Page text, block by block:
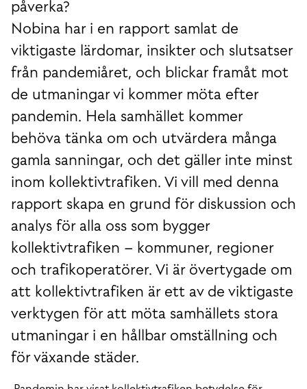
påverka?
Nobina har i en rapport samlat de
viktigaste lärdomar, insikter och slutsatser
från pandemiåret, och blickar framåt mot
de utmaningar vi kommer möta efter
pandemin. Hela samhället kommer
behöva tänka om och utvärdera många
gamla sanningar, och det gäller inte minst
inom kollektivtrafiken. Vi vill med denna
rapport skapa en grund för diskussion och
analys för alla oss som bygger
kollektivtrafiken – kommuner, regioner
och trafikoperatörer. Vi är övertygade om
att kollektivtrafiken är ett av de viktigaste
verktygen för att möta samhällets stora
utmaningar i en hållbar omställning och
för växande städer.